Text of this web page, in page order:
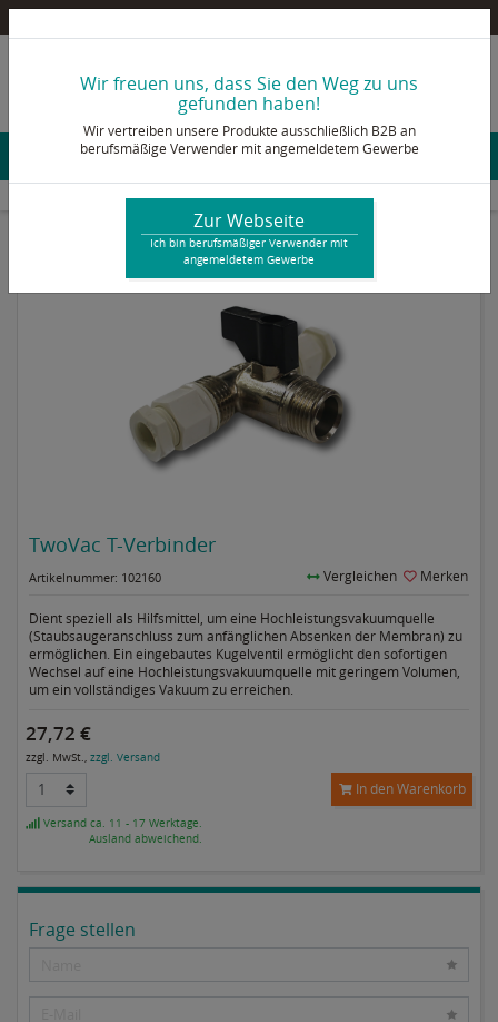
+49 2473 92 78 - 0
Konto & Login
Anlagen & Prozesszubehör Silikonhauben Zubehör TwoVac T-Verbinder
TwoVac T-Verbinder
Artikelnummer: 102160 Vergleichen Merken
Dient speziell als Hilfsmittel, um eine Hochleistungsvakuumquelle
(Staubsaugeranschluss zum anfänglichen Absenken der Membran) zu
ermöglichen. Ein eingebautes Kugelventil ermöglicht den sofortigen
Wechsel auf eine Hochleistungsvakuumquelle mit geringem Volumen,
um ein vollständiges Vakuum zu erreichen.
27,72 €
zzgl. MwSt., zzgl. Versand
In den Warenkorb
Versand ca. 11 - 17 Werktage.
Ausland abweichend.
Frage stellen
Wir freuen uns, dass Sie den Weg zu uns
gefunden haben!
Wir vertreiben unsere Produkte ausschließlich B2B an
berufsmäßige Verwender mit angemeldetem Gewerbe
Zur Webseite
Ich bin berufsmäßiger Verwender mit
angemeldetem Gewerbe